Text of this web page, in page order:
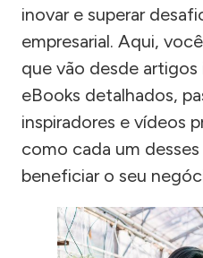
inovar e superar
empresarial. Aqui,
que vão desde
eBooks detalhados,
inspiradores e vídeos
como cada um
beneficiar o seu